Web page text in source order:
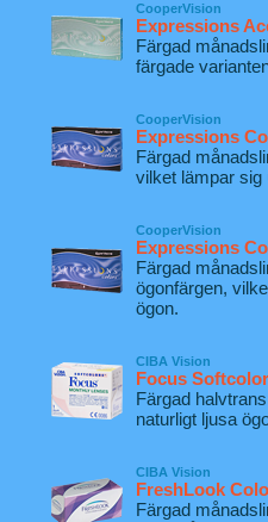
CooperVision
Expressions
Färgad
färgade
CooperVision
Expressions
Färgad
vilket lämpar sig
CooperVision
Expressions
Färgad
ögonfärgen,
ögon.
CIBA Vision
Focus
Färgad
naturligt ljusa
CIBA Vision
FreshLook
Färgad